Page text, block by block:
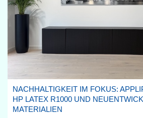
NACHHALTIGKEIT IM FOKUS:
HP LATEX R1000 UND
MATERIALIEN